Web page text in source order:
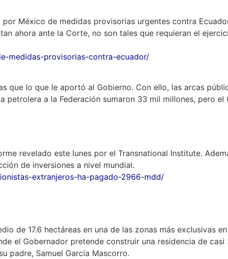
México de medidas provisorias urgentes contra
ahora ante la Corte, no son tales que requieran el
medidas-provisorias-contra-ecuador/
que lo que le aportó al Gobierno. Con ello, las arcas
a la Federación sumaron 33 mil millones, pero el
revelado este lunes por el Transnational Institute.
de inversiones a nivel mundial.
extranjeros-ha-pagado-2966-mdd/
de 17.6 hectáreas en una de las zonas más exclusivas
el Gobernador pretende construir una residencia de
padre, Samuel García Mascorro.